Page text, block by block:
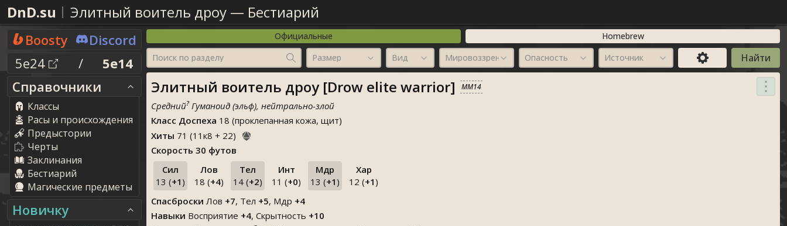
DnD.su Элитный воитель дроу — Бестиарий
Boosty
Discord
5e24
/
5e14
Справочники
Классы
Расы и происхождения
Предыстории
Черты
Заклинания
Бестиарий
Магические предметы
Новичку
Официальные
Homebrew
Поиск по разделу
Размер Вид Мировоззрение Опасность Источник
Элитный воитель дроу [Drow elite warrior] MM14
Средний?Гуманоид (эльф), нейтрально-злой
Класс Доспеха 18 (проклепанная кожа, щит)
Хиты 71 (11 к8 + 22)
Скорость 30 футов
Сил
13 (+1 )
Лов
18 (+4)
Тел
14 (+2)
Инт
11 (+0)
Мдр
13 (+1 )
Хар
12 (+1 )
Спасброски Лов +7, Тел +5, Мдр +4
Навыки Восприятие +4, Скрытность +10